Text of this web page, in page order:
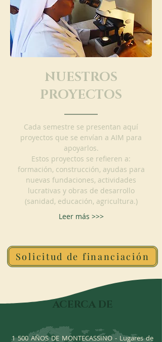
NUESTROS
PROYECTOS
Cada semestre se presentan aquí
proyectos que se envían a AIM para
apoyarlos.
Estos proyectos se refieren a:
formación, construcción, ayudas para
nuevas fundaciones, actividades
lucrativas y obras de desarrollo
(sanidad, educación, agricultura.)
Leer más >>>
Solicitud de financiación
ACERCA DE
1 500 AÑOS DE MONTECASSINO - Lugares de